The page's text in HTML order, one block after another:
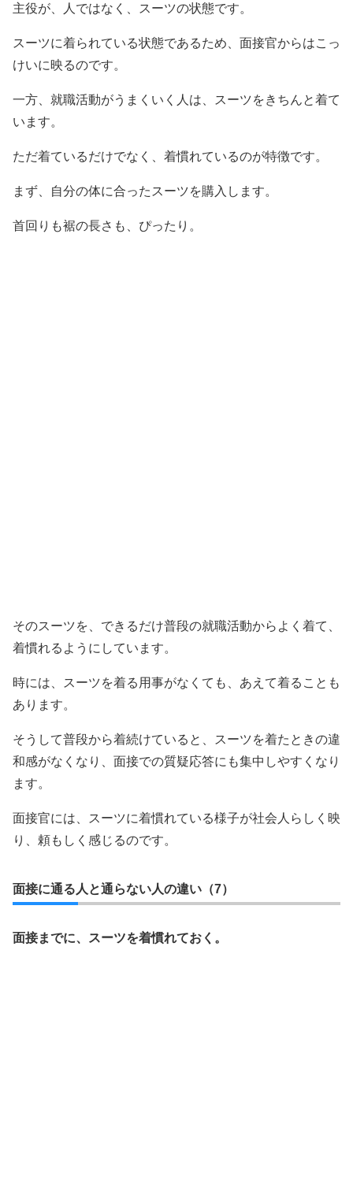
主役が、人ではなく、スーツの状態です。
スーツに着られている状態であるため、面接官からはこっ
けいに映るのです。
一方、就職活動がうまくいく人は、スーツをきちんと着て
います。
ただ着ているだけでなく、着慣れているのが特徴です。
まず、自分の体に合ったスーツを購入します。
首回りも裾の長さも、ぴったり。
そのスーツを、できるだけ普段の就職活動からよく着て、
着慣れるようにしています。
時には、スーツを着る用事がなくても、あえて着ることも
あります。
そうして普段から着続けていると、スーツを着たときの違
和感がなくなり、面接での質疑応答にも集中しやすくなり
ます。
面接官には、スーツに着慣れている様子が社会人らしく映
り、頼もしく感じるのです。
面接に通る人と通らない人の違い（7）
面接までに、スーツを着慣れておく。